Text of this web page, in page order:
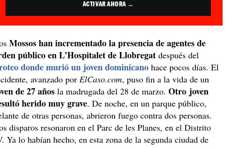
ACTIVAR AHORA →
Mossos han incrementado la presencia de agentes de
público en L’Hospitalet de Llobregat después del
donde murió un joven dominicano hace pocos días. El
avanzado porElCaso.com, puso fin a la vida de un
de 27 años la madrugada del 28 de marzo.Otro joven
herido muy grave. De noche, en un parque público,
de otras personas, abrieron fuego contra dos personas.
disparos resonaron en el Parc de les Planes, en el Distrito
Ya lo habían hecho, en esta zona de la segunda ciudad de